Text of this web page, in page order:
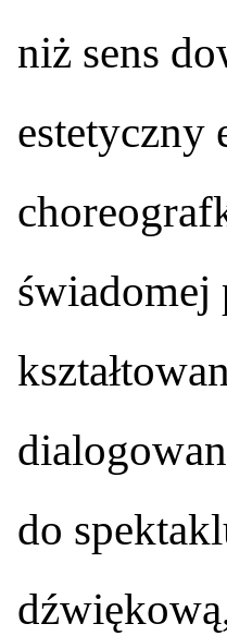
niż sens
estetyczny
świadomej
do